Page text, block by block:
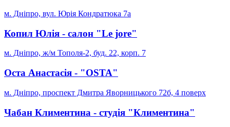
м. Дніпро, вул. Юрія Кондратюка 7а
Копил Юлія - cалон "Le jore"
м. Дніпро, ж/м Тополя-2, буд. 22, корп. 7
Оста Анастасія - "OSTA"
м. Дніпро, проспект Дмитра Яворницького 72б, 4 поверх
Чабан Климентина - студія "Климентина"